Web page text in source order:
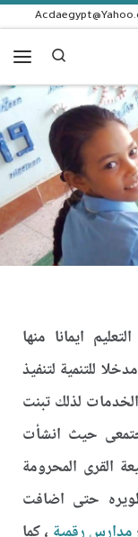
Skip to content
Search
عام 1995 بمجال التعليم ايمانا منها
للتنمية لتنفيذ
لذلك تبنت
حيث انشأت
القرى المحرومة
حتى اضافت